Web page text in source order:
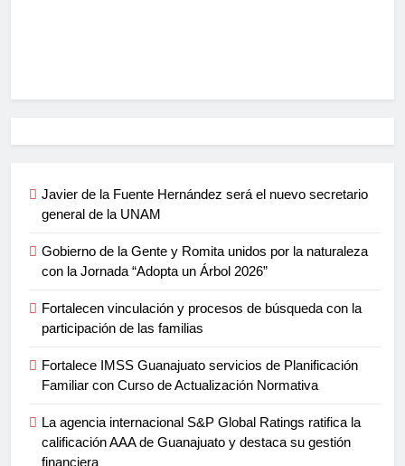
Javier de la Fuente Hernández será el nuevo secretario
general de la UNAM
Gobierno de la Gente y Romita unidos por la naturaleza
con la Jornada “Adopta un Árbol 2026”
Fortalecen vinculación y procesos de búsqueda con la
participación de las familias
Fortalece IMSS Guanajuato servicios de Planificación
Familiar con Curso de Actualización Normativa
La agencia internacional S&P Global Ratings ratifica la
calificación AAA de Guanajuato y destaca su gestión
financiera